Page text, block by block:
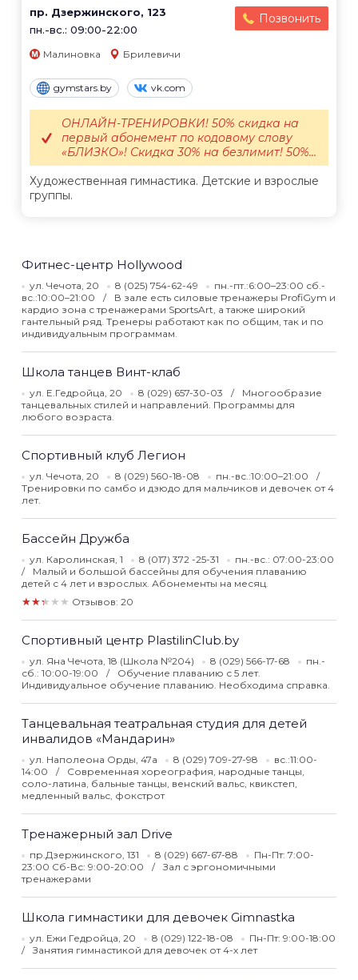
пр. Дзержинского, 123
пн.-вс.: 09:00-22:00
Позвонить
Малиновка Брилевичи
gymstars.by vk.com
Художественная гимнастика. Детские и взрослые
группы.
ОНЛАЙН-ТРЕНИРОВКИ! 50% скидка на
первый абонемент по кодовому слову
«БЛИЗКО»! Скидка 30% на безлимит! 50%...
Фитнес-центр Hollywood
ул. Чечота, 20 8 (025) 754-62-49
пн.-пт.:6:00–23:00 сб.-
вс.:10:00–21:00
В зале есть силовые тренажеры ProfiGym и
кардио зона с тренажерами SportsArt, а также широкий
гантельный ряд. Тренеры работают как по общим, так и по
индивидуальным программам.
Школа танцев Винт-клаб
ул. Е.Гедройца, 20 8 (029) 657-30-03
Многообразие
танцевальных стилей и направлений. Программы для
любого возраста.
Спортивный клуб Легион
ул. Чечота, 20 8 (029) 560-18-08
пн.-вс.:10:00–21:00
Тренировки по самбо и дзюдо для мальчиков и девочек от 4
лет.
Бассейн Дружба
ул. Каролинская, 1 8 (017) 372 -25-31
пн.-вс.: 07:00-23:00
Малый и большой бассейны для обучения плаванию
детей с 4 лет и взрослых. Абонементы на месяц.
★★★★★ Отзывов: 20
Спортивный центр PlastilinClub.by
ул. Яна Чечота, 18 (Школа №204) 8 (029) 566-17-68
пн.-
сб.: 10:00-19:00
Обучение плаванию с 5 лет.
Индивидуальное обучение плаванию. Необходима справка.
Танцевальная театральная студия для детей
инвалидов «Мандарин»
ул. Наполеона Орды, 47а 8 (029) 709-27-98
вс.:11:00-
14:00
Современная хореография, народные танцы,
соло-латина, бальные танцы, венский вальс, квикстеп,
медленный вальс, фокстрот
Тренажерный зал Drive
пр.Дзержинского, 131 8 (029) 667-67-88
Пн-Пт: 7:00-
23:00 Сб-Вс: 9:00-20:00
Зал с эргономичными
тренажерами
Школа гимнастики для девочек Gimnastka
ул. Ежи Гедройца, 20 8 (029) 122-18-08
Пн-Пт: 9:00-18:00
Занятия гимнастикой для девочек от 4-х лет